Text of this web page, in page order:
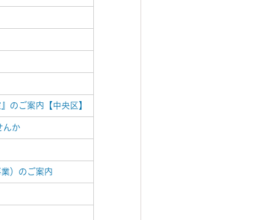
のご案内【中央区】
んか
）のご案内